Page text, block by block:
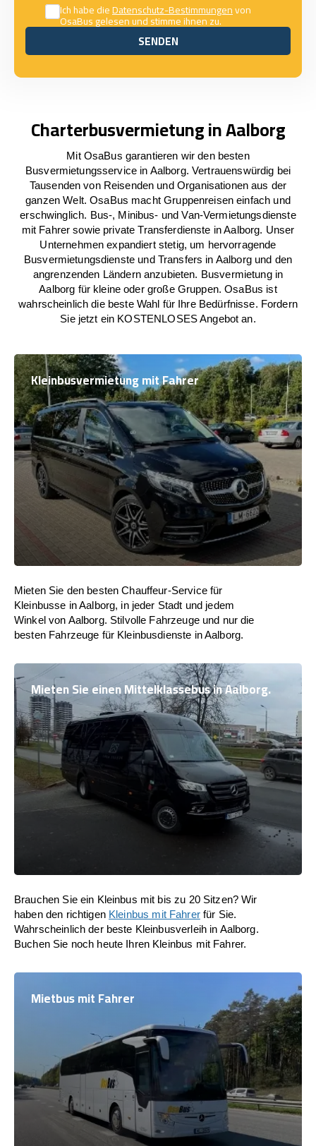
Ich habe dieDatenschutz-Bestimmungenvon
OsaBus gelesen und stimme ihnen zu.
SENDEN
SENDEN
Charterbusvermietung in Aalborg
Mit OsaBus garantieren wir den besten
Busvermietungsservice in Aalborg. Vertrauenswürdig bei
Tausenden von Reisenden und Organisationen aus der
ganzen Welt. OsaBus macht Gruppenreisen einfach und
erschwinglich. Bus-, Minibus- und Van-Vermietungsdienste
mit Fahrer sowie private Transferdienste in Aalborg. Unser
Unternehmen expandiert stetig, um hervorragende
Busvermietungsdienste und Transfers in Aalborg und den
angrenzenden Ländern anzubieten. Busvermietung in
Aalborg für kleine oder große Gruppen. OsaBus ist
wahrscheinlich die beste Wahl für Ihre Bedürfnisse. Fordern
Sie jetzt ein KOSTENLOSES Angebot an.
Kleinbusvermietung mit Fahrer
Mieten Sie den besten Chauffeur-Service für
Kleinbusse in Aalborg, in jeder Stadt und jedem
Winkel von Aalborg. Stilvolle Fahrzeuge und nur die
besten Fahrzeuge für Kleinbusdienste in Aalborg.
Mieten Sie einen Mittelklassebus in Aalborg.
Brauchen Sie ein Kleinbus mit bis zu 20 Sitzen? Wir
haben den richtigen Kleinbus mit Fahrerfür Sie.
Wahrscheinlich der beste Kleinbusverleih in Aalborg.
Buchen Sie noch heute Ihren Kleinbus mit Fahrer.
Mietbus mit Fahrer